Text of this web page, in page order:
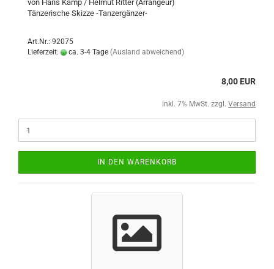
von Hans Kamp / Helmut Ritter (Arrangeur)
Tänzerische Skizze -Tanzergänzer-
Art.Nr.: 92075
Lieferzeit:
ca. 3-4 Tage (Ausland abweichend)
8,00 EUR
inkl. 7% MwSt. zzgl. Versand
IN DEN WARENKORB